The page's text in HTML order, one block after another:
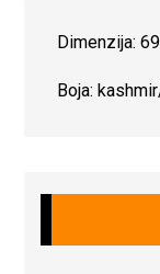
Dimenzija:
Boja: